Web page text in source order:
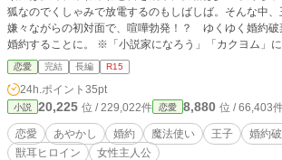
狐なのでくしゃみで放電するのもしばしば。そんな中
嫌々ながらの初対面で、喧嘩勃発！？ ゆくゆく婚約破
婚約することに。 ※「小説家になろう」「カクヨム」にも掲載しています。 ※
ベリーズカフェに修正版を掲載、2021/8/31こちらの文
した！
恋愛 完結 長編 R15
24h.ポイント 35pt
小説 20,225 位 / 229,022件 恋愛 8,880 位 / 66,403
恋愛 あやかし 婚約 魔法使い 王子 婚約
獣耳ヒロイン
女性主人公